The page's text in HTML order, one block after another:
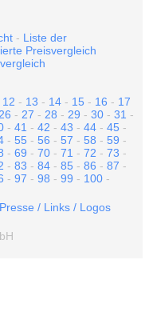
- Liste der
Preisvergleich
12 - 13 - 14 - 15 - 16 - 17
26 - 27 - 28 - 29 - 30 - 31 -
- 41 - 42 - 43 - 44 - 45 -
- 55 - 56 - 57 - 58 - 59 -
- 69 - 70 - 71 - 72 - 73 -
- 83 - 84 - 85 - 86 - 87 -
- 97 - 98 - 99 - 100 -
Presse / Links / Logos